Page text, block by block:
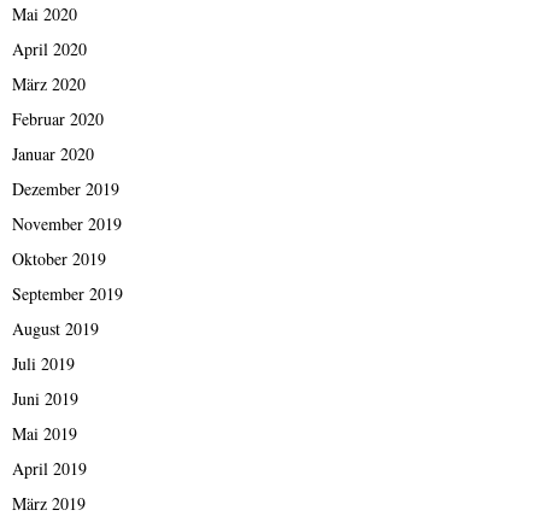
Mai 2020
April 2020
März 2020
Februar 2020
Januar 2020
Dezember 2019
November 2019
Oktober 2019
September 2019
August 2019
Juli 2019
Juni 2019
Mai 2019
April 2019
März 2019